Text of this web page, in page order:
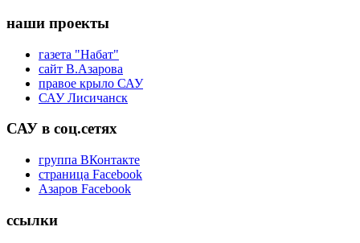
наши проекты
газета "Набат"
сайт В.Азарова
правое крыло САУ
САУ Лисичанск
САУ в соц.сетях
группа ВКонтакте
страница Facebook
Азаров Facebook
ссылки